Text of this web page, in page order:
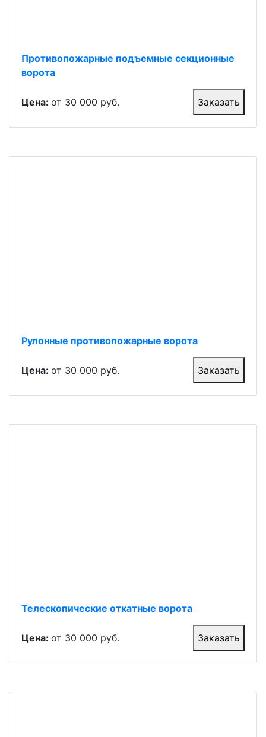
Противопожарные подъемные секционные
ворота
Цена: от 30 000 руб. Заказать
Рулонные противопожарные ворота
Цена: от 30 000 руб. Заказать
Телескопические откатные ворота
Цена: от 30 000 руб. Заказать